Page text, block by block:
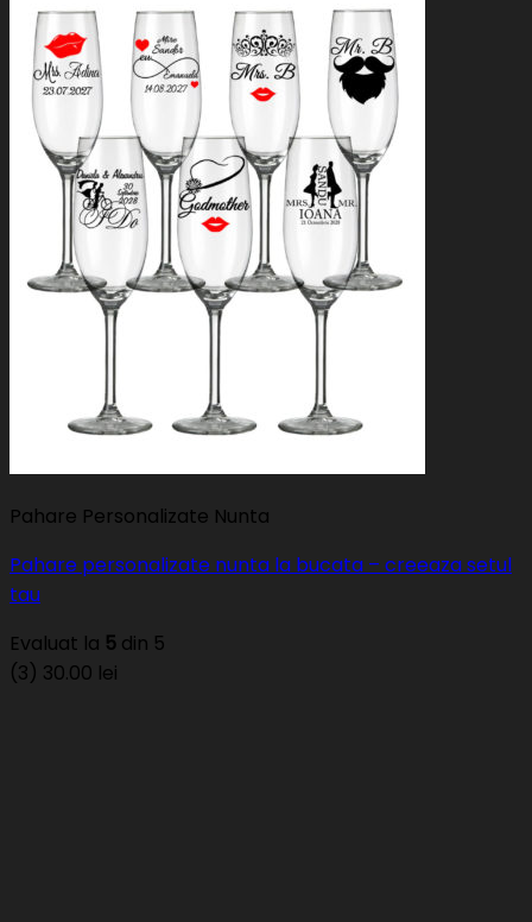
Pahare Personalizate Nunta
Pahare personalizate nunta la bucata – creeaza setul
tau
Evaluat la 5 din 5
(3) 30.00 lei